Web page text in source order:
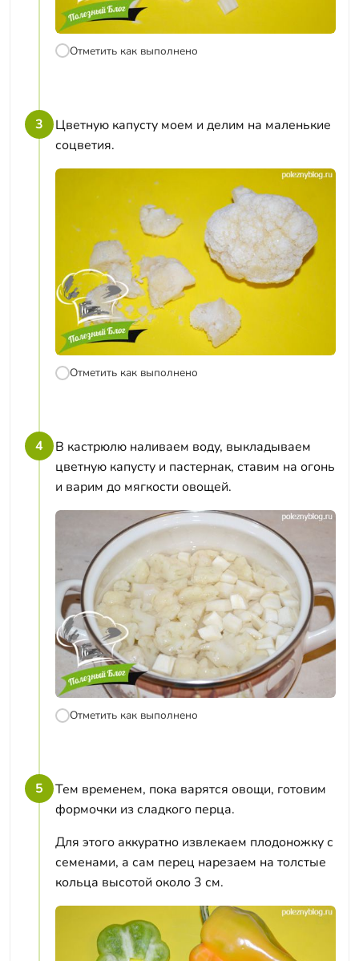
Отметить как выполнено
3
Цветную капусту моем и делим на маленькие
соцветия.
Отметить как выполнено
4
В кастрюлю наливаем воду, выкладываем
цветную капусту и пастернак, ставим на огонь
и варим до мягкости овощей.
Отметить как выполнено
5
Тем временем, пока варятся овощи, готовим
формочки из сладкого перца.
Для этого аккуратно извлекаем плодоножку с
семенами, а сам перец нарезаем на толстые
кольца высотой около 3 см.